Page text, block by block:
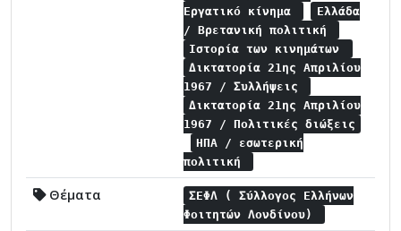
Εργατικό κίνημα
Ελλάδα
/ Βρετανική πολιτική
Ιστορία των κινημάτων
Δικτατορία 21ης Απριλίου
1967 / Συλλήψεις
Δικτατορία 21ης Απριλίου
1967 / Πολιτικές διώξεις
ΗΠΑ / εσωτερική
πολιτική
Θέματα
ΣΕΦΛ ( Σύλλογος Ελλήνων
Φοιτητών Λονδίνου)